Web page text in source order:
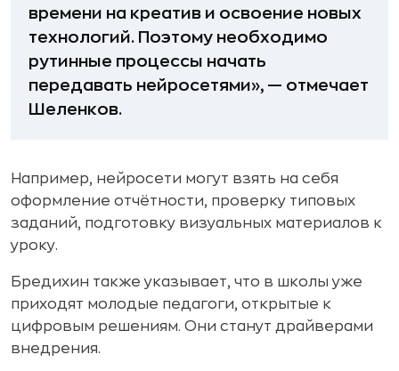
времени на креатив и освоение новых
технологий. Поэтому необходимо
рутинные процессы начать
передавать нейросетями», — отмечает
Шеленков.
Например, нейросети могут взять на себя
оформление отчётности, проверку типовых
заданий, подготовку визуальных материалов к
уроку.
Бредихин также указывает, что в школы уже
приходят молодые педагоги, открытые к
цифровым решениям. Они станут драйверами
внедрения.